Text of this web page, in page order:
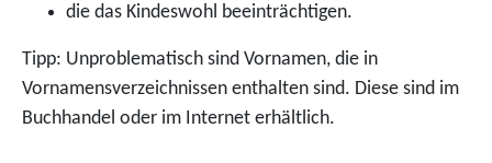
die das Kindeswohl beeinträchtigen.
Tipp: Unproblematisch sind Vornamen, die in
Vornamensverzeichnissen enthalten sind. Diese sind im
Buchhandel oder im Internet erhältlich.